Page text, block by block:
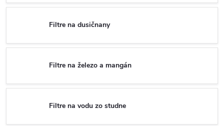
Filtre na dusičnany
Filtre na železo a mangán
Filtre na vodu zo studne